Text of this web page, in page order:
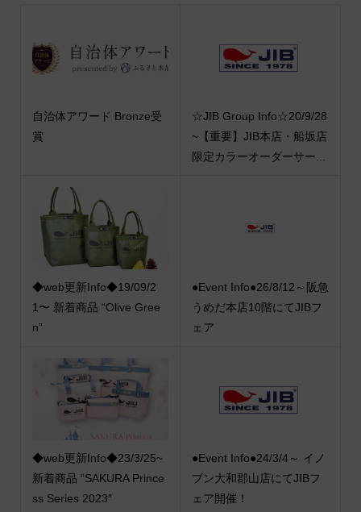
自治体アワード Bronze受
賞
☆JIB Group Info☆20/9/28
~【重要】JIB本店・船坂店
限定カラーオーダーサー...
◆web更新Info◆19/09/2
1〜 新着商品 “Olive Gree
n”
●Event Info●26/8/12～阪急
うめだ本店10階にてJIBフ
ェア
◆web更新Info◆23/3/25~
新着商品 “SAKURA Prince
ss Series 2023″
●Event Info●24/3/4～ イノ
ブン大和郡山店にてJIBフ
ェア開催！